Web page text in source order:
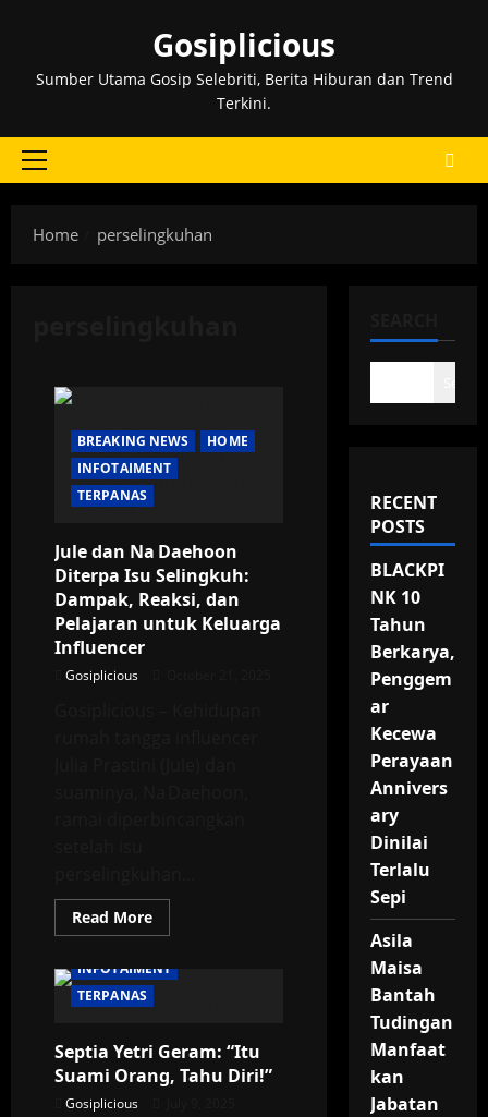
Gosiplicious
Sumber Utama Gosip Selebriti, Berita Hiburan dan Trend
Terkini.
Primary
Home
perselingkuhan
BREAKING NEWS
HOME
INFOTAIMENT
TERPANAS
Jule dan Na Daehoon
Diterpa Isu Selingkuh:
Dampak, Reaksi, dan
Pelajaran untuk Keluarga
Influencer
Gosiplicious
Read MoreRead
more
dan
Na Daehoon
Diterpa
Dampak,
Reaksi,
dan
BREAKING NEWS
INFOTAIMENT
TERPANAS
Septia Yetri Geram: “Itu
Suami Orang, Tahu Diri!”
Gosiplicious
RECENT
POSTS
BLACKPI
NK 10
Tahun
Berkarya,
Penggem
ar
Kecewa
Perayaan
Annivers
ary
Dinilai
Terlalu
Sepi
Asila
Maisa
Bantah
Tudingan
Manfaat
kan
Jabatan